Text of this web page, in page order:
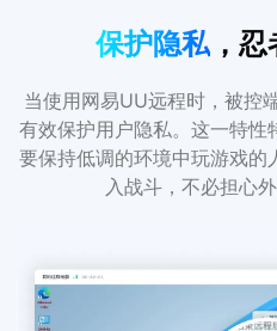
保护隐私 ，
当使用网易UU远程时，被控
有效保护用户隐私。这一特性
要保持低调的环境中玩游戏的
入战斗，不必担心